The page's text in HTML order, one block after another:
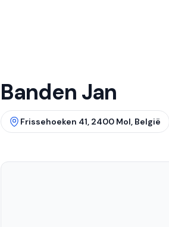
Banden Jan
Frissehoeken 41, 2400 Mol, België